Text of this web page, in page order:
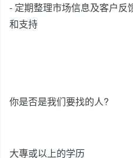
⁃ 定期整理市场信息及客户
和支持
你是否是我们要找的人?
大專或以上的学历